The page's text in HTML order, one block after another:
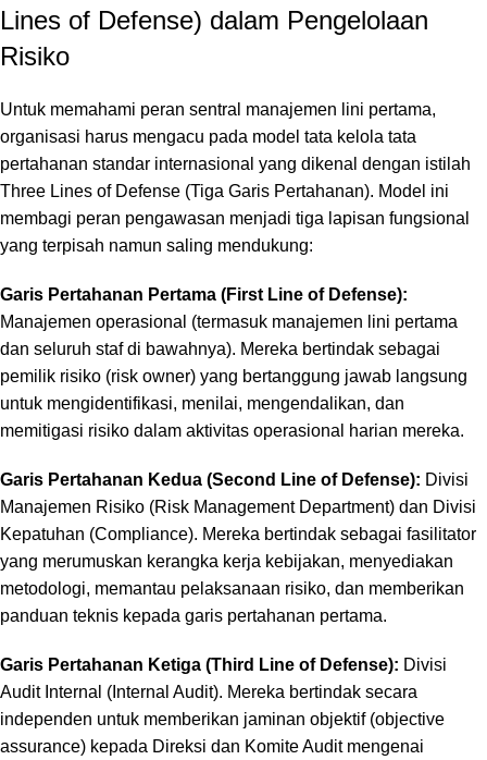
Lines of Defense) dalam Pengelolaan
Risiko
Untuk memahami peran sentral manajemen lini pertama,
organisasi harus mengacu pada model tata kelola tata
pertahanan standar internasional yang dikenal dengan istilah
Three Lines of Defense (Tiga Garis Pertahanan). Model ini
membagi peran pengawasan menjadi tiga lapisan fungsional
yang terpisah namun saling mendukung:
Garis Pertahanan Pertama (First Line of Defense):
Manajemen operasional (termasuk manajemen lini pertama
dan seluruh staf di bawahnya). Mereka bertindak sebagai
pemilik risiko (risk owner) yang bertanggung jawab langsung
untuk mengidentifikasi, menilai, mengendalikan, dan
memitigasi risiko dalam aktivitas operasional harian mereka.
Garis Pertahanan Kedua (Second Line of Defense): Divisi
Manajemen Risiko (Risk Management Department) dan Divisi
Kepatuhan (Compliance). Mereka bertindak sebagai fasilitator
yang merumuskan kerangka kerja kebijakan, menyediakan
metodologi, memantau pelaksanaan risiko, dan memberikan
panduan teknis kepada garis pertahanan pertama.
Garis Pertahanan Ketiga (Third Line of Defense): Divisi
Audit Internal ( Internal Audit). Mereka bertindak secara
independen untuk memberikan jaminan objektif (objective
assurance) kepada Direksi dan Komite Audit mengenai